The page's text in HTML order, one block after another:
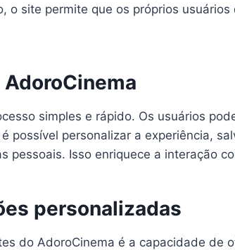
o site permite que os próprios
simples e rápido. Os usuários
possível personalizar a experiência,
pessoais. Isso enriquece a interação
personalizadas
do AdoroCinema é a capacidade de